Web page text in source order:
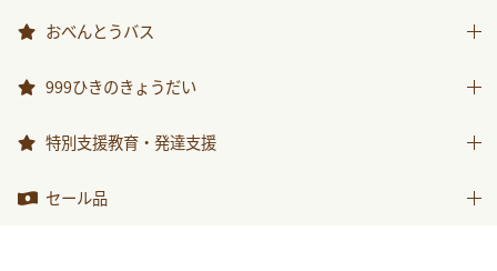
どうぞのいす
おべんとうバス
おべんとうバス
999ひきのきょうだい
999ひきのきょうだい
特別支援教育・発達支援
特別支援教育・発達支援
セール品